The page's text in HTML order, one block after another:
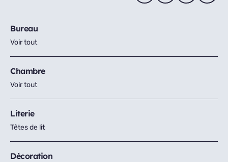
Bureau
Voir tout
Chambre
Voir tout
Literie
Têtes de lit
Décoration